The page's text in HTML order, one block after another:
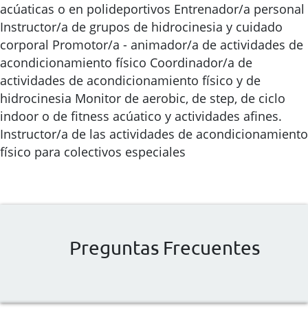
acúaticas o en polideportivos Entrenador/a personal
Instructor/a de grupos de hidrocinesia y cuidado
corporal Promotor/a - animador/a de actividades de
acondicionamiento físico Coordinador/a de
actividades de acondicionamiento físico y de
hidrocinesia Monitor de aerobic, de step, de ciclo
indoor o de fitness acúatico y actividades afines.
Instructor/a de las actividades de acondicionamiento
físico para colectivos especiales
Preguntas Frecuentes